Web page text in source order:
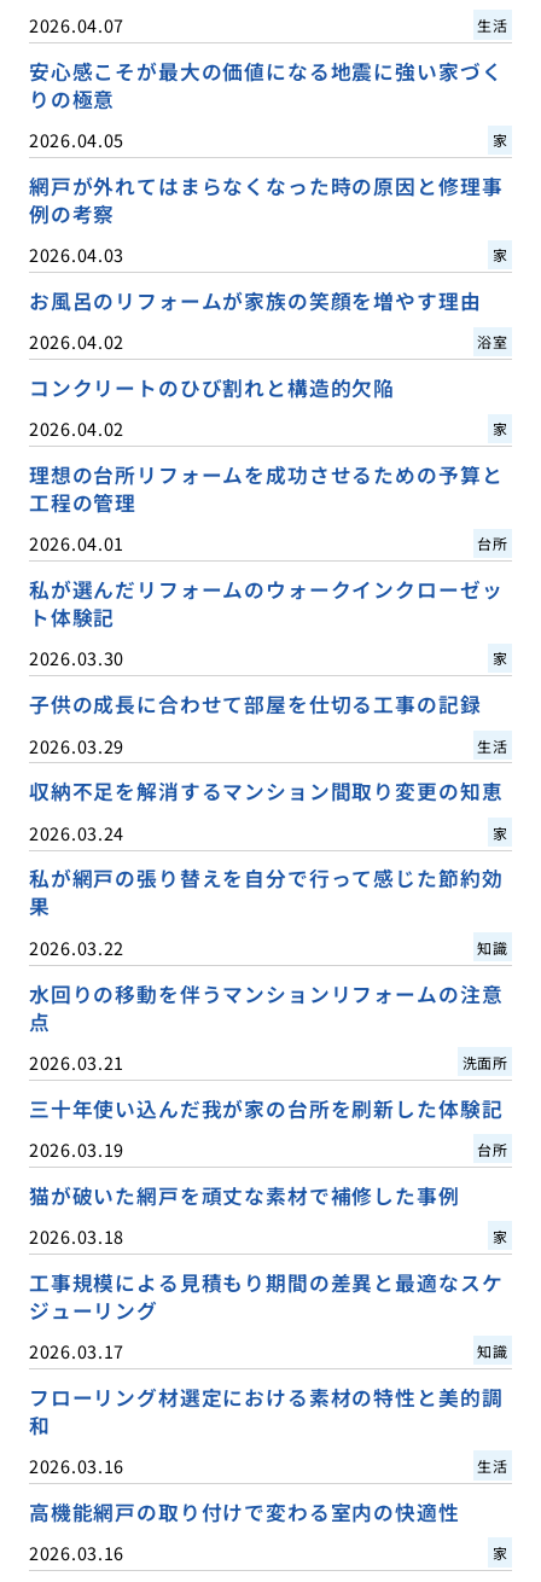
2026.04.07 生活
安心感こそが最大の価値になる地震に強い家づく
りの極意
2026.04.05 家
網戸が外れてはまらなくなった時の原因と修理事
例の考察
2026.04.03 家
お風呂のリフォームが家族の笑顔を増やす理由
2026.04.02 浴室
コンクリートのひび割れと構造的欠陥
2026.04.02 家
理想の台所リフォームを成功させるための予算と
工程の管理
2026.04.01 台所
私が選んだリフォームのウォークインクローゼッ
ト体験記
2026.03.30 家
子供の成長に合わせて部屋を仕切る工事の記録
2026.03.29 生活
収納不足を解消するマンション間取り変更の知恵
2026.03.24 家
私が網戸の張り替えを自分で行って感じた節約効
果
2026.03.22 知識
水回りの移動を伴うマンションリフォームの注意
点
2026.03.21 洗面所
三十年使い込んだ我が家の台所を刷新した体験記
2026.03.19 台所
猫が破いた網戸を頑丈な素材で補修した事例
2026.03.18 家
工事規模による見積もり期間の差異と最適なスケ
ジューリング
2026.03.17 知識
フローリング材選定における素材の特性と美的調
和
2026.03.16 生活
高機能網戸の取り付けで変わる室内の快適性
2026.03.16 家